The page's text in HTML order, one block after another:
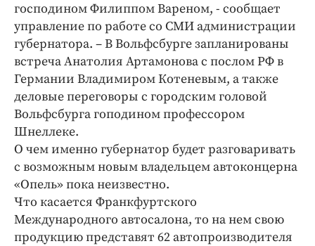
господином Филиппом Вареном, - сообщает
управление по работе со СМИ администрации
губернатора. – В Вольфсбурге запланированы
встреча Анатолия Артамонова с послом РФ в
Германии Владимиром Котеневым, а также
деловые переговоры с городским головой
Вольфсбурга гоподином профессором
Шнеллеке.
О чем именно губернатор будет разговаривать
с возможным новым владельцем автоконцерна
«Опель» пока неизвестно.
Что касается Франкфуртского
Международного автосалона, то на нем свою
продукцию представят 62 автопроизводителя